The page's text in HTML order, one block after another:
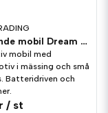
Hängande mobil Dream i mässing
mobil med
i mässing och små
Batteridriven och
/ st